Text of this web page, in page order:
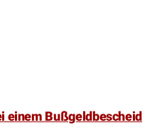
einem Bußgeldbescheid